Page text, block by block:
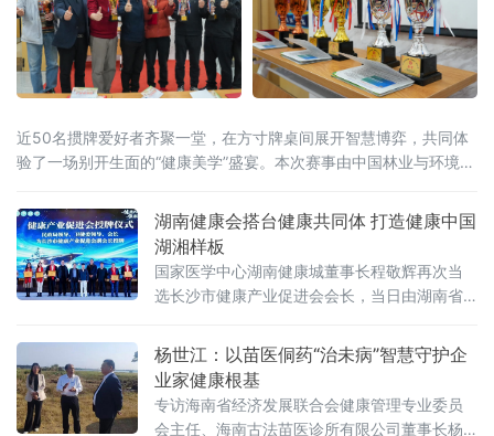
近50名掼牌爱好者齐聚一堂，在方寸牌桌间展开智慧博弈，共同体
验了一场别开生面的“健康美学”盛宴。本次赛事由中国林业与环境促
赛）组委会主办，株洲鑫福健康管理（体检）中心承办。中国掼牌
界“大魔王”、湘掼俱乐
湖南健康会搭台健康共同体 打造健康中国
湖湘样板
国家医学中心湖南健康城董事长程敬辉再次当
选长沙市健康产业促进会会长，当日由湖南省
国家医学中心湖南健康城等多家单位共同举办
的“领航之夜”公益盛典在长沙启幕。授牌仪式现
场活动锚定《“健康中国2030”规划纲要》战略
方向，以“健康共同体·万群联健康·领航启新
杨世江：以苗医侗药“治未病”智慧守护企
业家健康根基
专访海南省经济发展联合会健康管理专业委员
会主任、海南古法苗医诊所有限公司董事长杨